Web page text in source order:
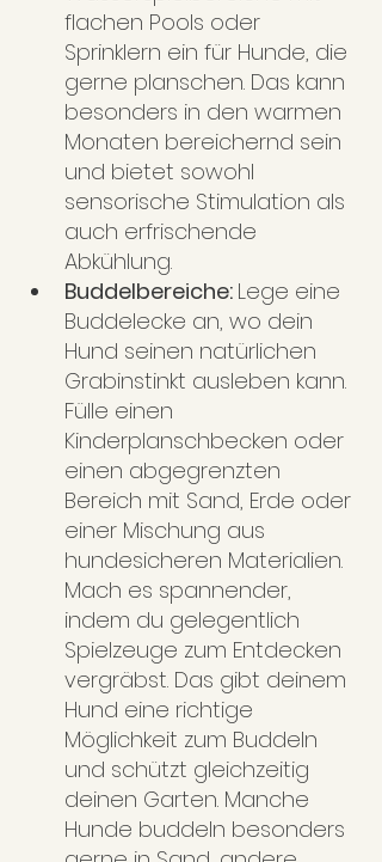
flachen Pools oder
Sprinklern ein für Hunde, die
gerne planschen. Das kann
besonders in den warmen
Monaten bereichernd sein
und bietet sowohl
sensorische Stimulation als
auch erfrischende
Abkühlung.
Buddelbereiche: Lege eine
Buddelecke an, wo dein
Hund seinen natürlichen
Grabinstinkt ausleben kann.
Fülle einen
Kinderplanschbecken oder
einen abgegrenzten
Bereich mit Sand, Erde oder
einer Mischung aus
hundesicheren Materialien.
Mach es spannender,
indem du gelegentlich
Spielzeuge zum Entdecken
vergräbst. Das gibt deinem
Hund eine richtige
Möglichkeit zum Buddeln
und schützt gleichzeitig
deinen Garten. Manche
Hunde buddeln besonders